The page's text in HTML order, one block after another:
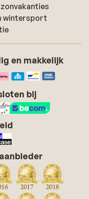
wintersport
en makkelijk
bij